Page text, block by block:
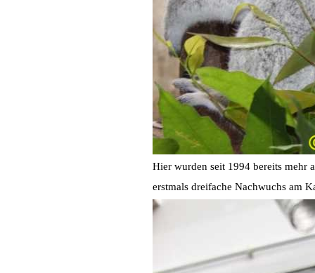
Hier wurden seit 1994 bereits mehr
erstmals dreifache Nachwuchs am